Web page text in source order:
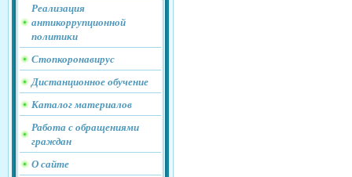
Реализация
антикоррупционной
политики
Стопкоронавирус
Дистанционное обучение
Каталог материалов
Работа с обращениями
граждан
О сайте